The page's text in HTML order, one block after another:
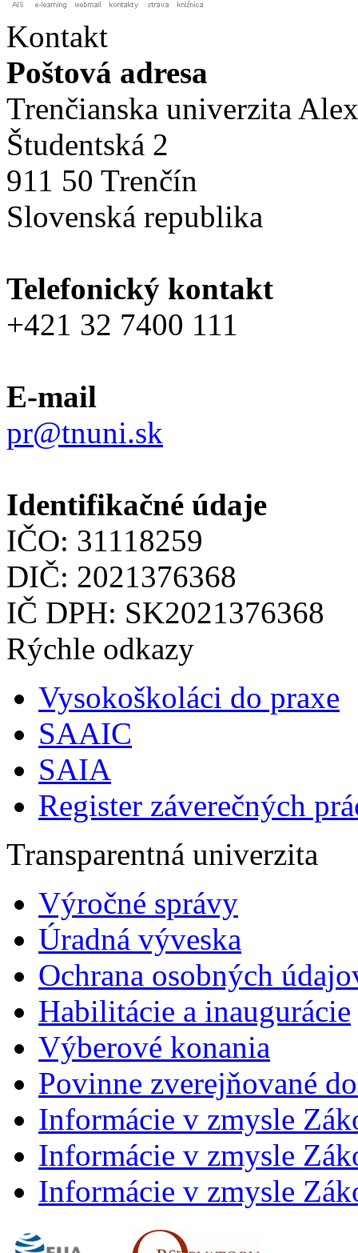
Kontakt
Poštová adresa
Trenčianska univerzita
Študentská 2
911 50 Trenčín
Slovenská republika
Telefonický kontakt
+421 32 7400 111
E-mail
pr@tnuni.sk
Identifikačné údaje
IČO: 31118259
DIČ: 2021376368
IČ DPH: SK2021376368
Rýchle odkazy
Vysokoškoláci do praxe
SAAIC
SAIA
Register záverečných
Transparentná univerzita
Výročné správy
Úradná výveska
Ochrana osobných
Habilitácie a inaugurácie
Výberové konania
Povinne zverejňované
Informácie v zmysle
Informácie v zmysle
Informácie v zmysle